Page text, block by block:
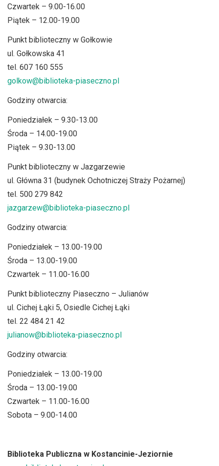
Czwartek – 9.00-16.00
Piątek – 12.00-19.00
Punkt biblioteczny w Gołkowie
ul. Gołkowska 41
tel. 607 160 555
golkow@biblioteka-piaseczno.pl
Godziny otwarcia:
Poniedziałek – 9.30-13.00
Środa – 14.00-19.00
Piątek – 9.30-13.00
Punkt biblioteczny w Jazgarzewie
ul. Główna 31 (budynek Ochotniczej Straży Pożarnej)
tel. 500 279 842
jazgarzew@biblioteka-piaseczno.pl
Godziny otwarcia:
Poniedziałek – 13.00-19.00
Środa – 13.00-19.00
Czwartek – 11.00-16.00
Punkt biblioteczny Piaseczno – Julianów
ul. Cichej Łąki 5, Osiedle Cichej Łąki
tel. 22 484 21 42
julianow@biblioteka-piaseczno.pl
Godziny otwarcia:
Poniedziałek – 13.00-19.00
Środa – 13.00-19.00
Czwartek – 11.00-16.00
Sobota – 9.00-14.00
Biblioteka Publiczna w Kostancinie-Jeziornie